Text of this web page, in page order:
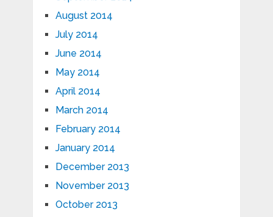
August 2014
July 2014
June 2014
May 2014
April 2014
March 2014
February 2014
January 2014
December 2013
November 2013
October 2013